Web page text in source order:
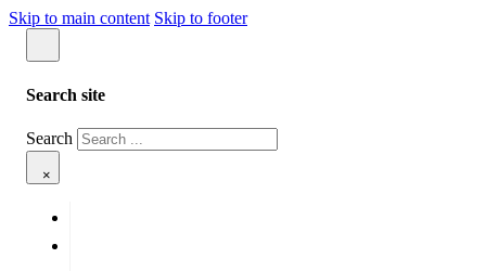
Skip to main content Skip to footer
Search site
Search
×